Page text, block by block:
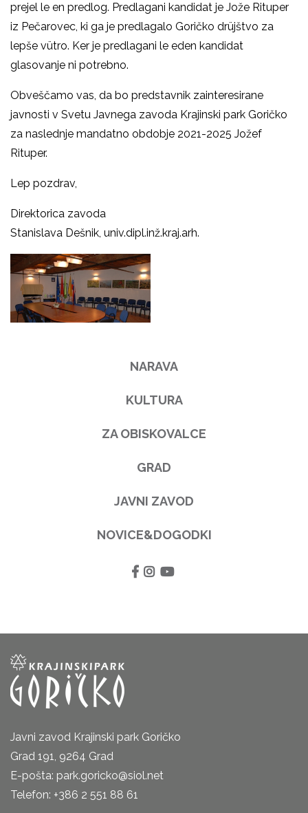
prejel le en predlog. Predlagani kandidat je Jože Rituper
iz Pečarovec, ki ga je predlagalo Goričko drüjštvo za
lepše vütro. Ker je predlagani le eden kandidat
glasovanje ni potrebno.
Obveščamo vas, da bo predstavnik zainteresirane
javnosti v Svetu Javnega zavoda Krajinski park Goričko
za naslednje mandatno obdobje 2021-2025 Jožef
Rituper.
Lep pozdrav,
Direktorica zavoda
Stanislava Dešnik, univ.dipl.inž.kraj.arh.
NARAVA
KULTURA
ZA OBISKOVALCE
GRAD
JAVNI ZAVOD
NOVICE&DOGODKI
Javni zavod Krajinski park Goričko
Grad 191, 9264 Grad
E-pošta: park.goricko@siol.net
Telefon: +386 2 551 88 61